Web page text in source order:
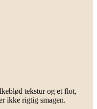
tekstur og et flot,
ikke rigtig smagen.